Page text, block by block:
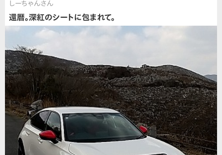
しーちゃんさん
還暦。深紅のシートに包まれて。